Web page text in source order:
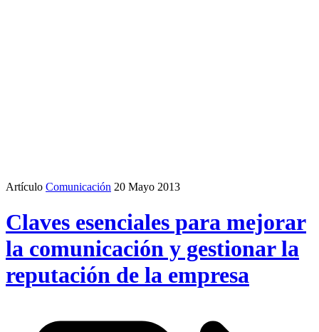
Artículo Comunicación 20 Mayo 2013
Claves esenciales para mejorar
la comunicación y gestionar la
reputación de la empresa